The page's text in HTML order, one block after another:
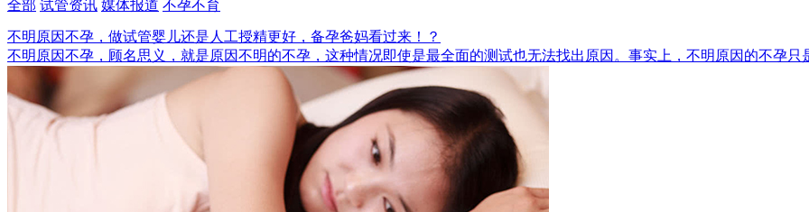
全部 试管资讯 媒体报道 不孕不育
不明原因不孕，做试管婴儿还是人工授精更好，备孕爸妈看过来！？
不明原因不孕，顾名思义，就是原因不明的不孕，这种情况即使是最全面的测试也无法找出原因。事实上，不明原因的不孕只